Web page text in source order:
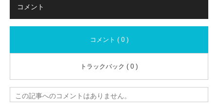
コメント
コメント ( 0 )
トラックバック ( 0 )
この記事へのコメントはありません。